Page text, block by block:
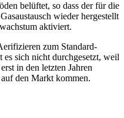
belüftet, so dass der für die
wieder hergestellt
aktiviert.
zum Standard-
es sich nicht durchgesetzt, weil
in den letzten Jahren
den Markt kommen.